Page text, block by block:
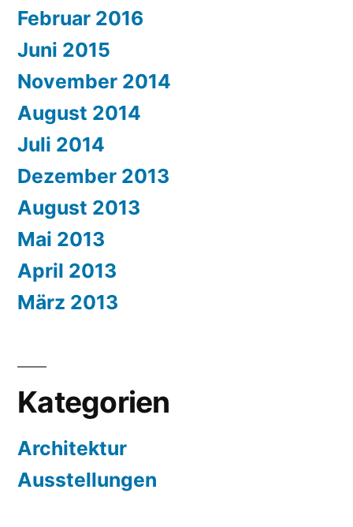
Februar 2016
Juni 2015
November 2014
August 2014
Juli 2014
Dezember 2013
August 2013
Mai 2013
April 2013
März 2013
Kategorien
Architektur
Ausstellungen